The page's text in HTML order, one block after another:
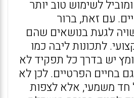
לשימוש טוב יותר
עם זאת, ברור
לגעת בנושאים שהם
לתכונות ליבה כמו
יש בדרך כל תפקיד לא
בחיים הפרטיים. לכן לא
חד משמעי, אלא לצפות